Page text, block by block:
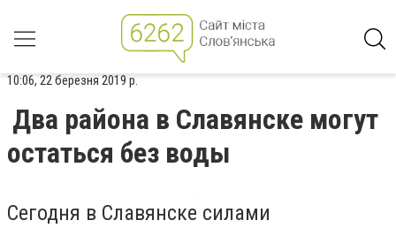
10:06, 22 березня 2019 р.
Два района в Славянске могут
остаться без воды
Сегодня в Славянске силами